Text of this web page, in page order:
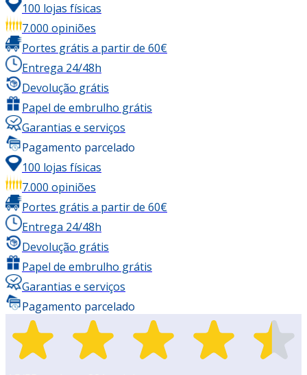
100 lojas físicas
7.000 opiniões
Portes grátis a partir de 60€
Entrega 24/48h
Devolução grátis
Papel de embrulho grátis
Garantias e serviços
Pagamento parcelado
100 lojas físicas
7.000 opiniões
Portes grátis a partir de 60€
Entrega 24/48h
Devolução grátis
Papel de embrulho grátis
Garantias e serviços
Pagamento parcelado